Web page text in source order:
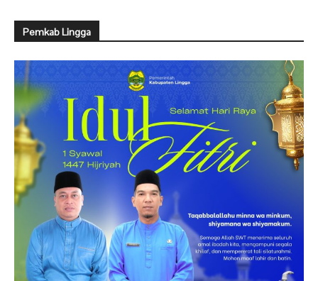
Pemkab Lingga